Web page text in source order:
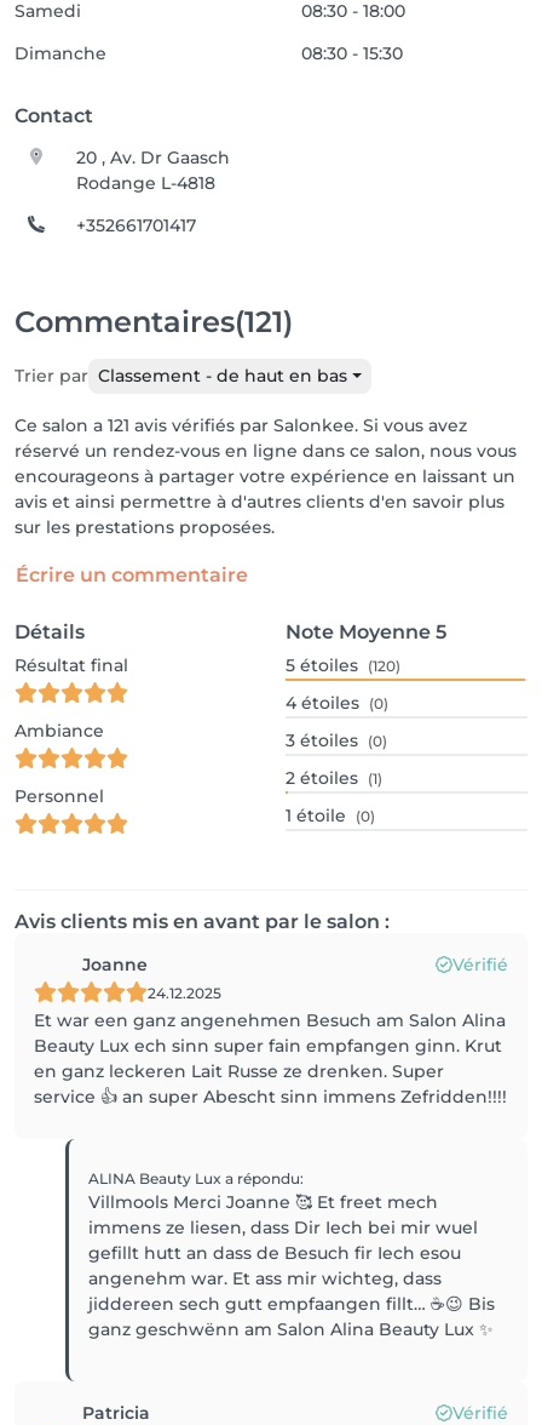
Samedi
08:30 - 18:00
Dimanche
08:30 - 15:30
Contact
20 , Av. Dr Gaasch
Rodange L-4818
+352661701417
Commentaires(121)
Trier par Classement - de haut en bas
Ce salon a 121 avis vérifiés par Salonkee. Si vous avez
réservé un rendez-vous en ligne dans ce salon, nous vous
encourageons à partager votre expérience en laissant un
avis et ainsi permettre à d'autres clients d'en savoir plus
sur les prestations proposées.
Écrire un commentaire
Détails
Résultat final
Ambiance
Personnel
Note Moyenne 5
5 étoiles (120)
4 étoiles (0)
3 étoiles (0)
2 étoiles (1)
1 étoile (0)
Avis clients mis en avant par le salon :
Joanne Vérifié
24.12.2025
Et war een ganz angenehmen Besuch am Salon Alina
Beauty Lux ech sinn super fain empfangen ginn. Krut
en ganz leckeren Lait Russe ze drenken. Super
service 👍 an super Abescht sinn immens Zefridden!!!!
ALINA Beauty Luxa répondu:
Villmools Merci Joanne 🥰 Et freet mech
immens ze liesen, dass Dir Iech bei mir wuel
gefillt hutt an dass de Besuch fir Iech esou
angenehm war. Et ass mir wichteg, dass
jiddereen sech gutt empfaangen fillt… ☕️😉 Bis
Patricia Vérifié